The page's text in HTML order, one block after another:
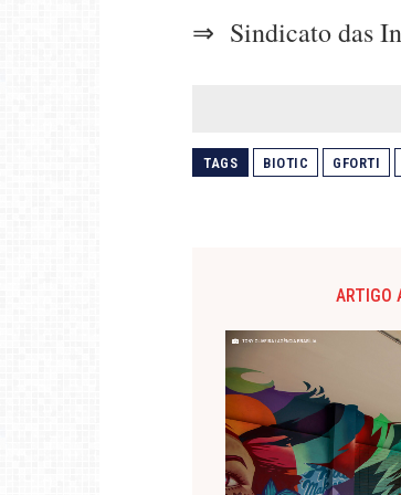
⇒ Sindicato das
TAGS BIOTIC GFORTI
ARTIGO